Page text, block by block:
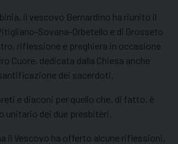
il vescovo Bernardino ha riunito il
Sovana-Orbetello e di Grosseto
riflessione e preghiera in occasione
Cuore, dedicata dalla Chiesa anche
dei sacerdoti.
e diaconi per quello che, di fatto, è
dei due presbitèri.
il Vescovo ha offerto alcune riflessioni,